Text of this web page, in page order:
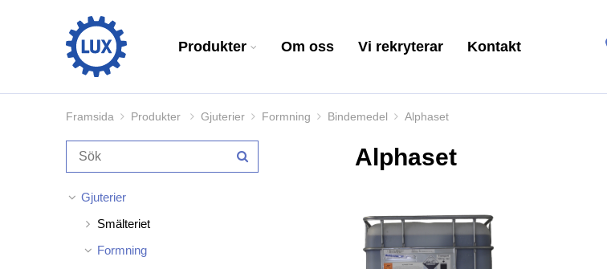
Produkter Om oss Vi rekryterar Kontakt
Framsida Produkter Gjuterier Formning Bindemedel Alphaset
Gjuterier
Smälteriet
Formning
Alphaset